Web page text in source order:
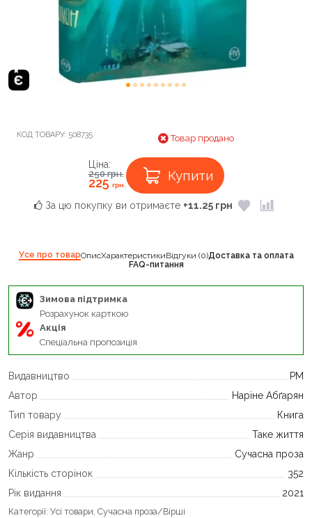
КОД ТОВАРУ: 508735 Товар продано
Ціна:
250грн.
225грн.
Купити
За цю покупку ви отримаєте +11.25 грн
Усе про товарОписХарактеристикиВідгуки (0)Доставка та оплата
FAQ-питання
Зимова підтримка
Розрахунок карткою
Акція
Спеціальна пропозиція
Видавництво
РМ
Автор
Наріне Абґарян
Тип товару
Книга
Серія видавництва
Таке життя
Жанр
Сучасна проза
Кількість сторінок
352
Рік видання
2021
Категорії: Усі товари, Сучасна проза/Вірші